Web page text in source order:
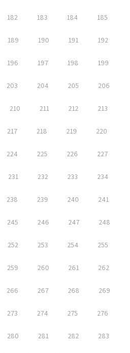
182 183 184 185
189 190 191 192
196 197 198 199
203 204 205 206
210 211 212 213
217 218 219 220
224 225 226 227
231 232 233 234
238 239 240 241
245 246 247 248
252 253 254 255
259 260 261 262
266 267 268 269
273 274 275 276
280 281 282 283